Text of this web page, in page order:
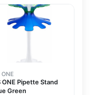
ONE
ONE Pipette Stand
Green